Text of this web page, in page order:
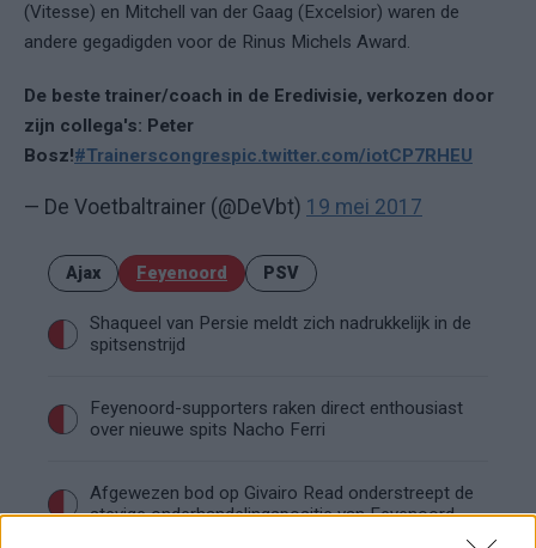
(Vitesse) en Mitchell van der Gaag (Excelsior) waren de
andere gegadigden voor de Rinus Michels Award.
De beste trainer/coach in de Eredivisie, verkozen door
zijn collega's: Peter
Bosz!#Trainerscongrespic.twitter.com/iotCP7RHEU
— De Voetbaltrainer (@DeVbt) 19 mei 2017
Ajax Feyenoord PSV
Shaqueel van Persie meldt zich nadrukkelijk in de
spitsenstrijd
Feyenoord-supporters raken direct enthousiast
over nieuwe spits Nacho Ferri
Afgewezen bod op Givairo Read onderstreept de
stevige onderhandelingspositie van Feyenoord